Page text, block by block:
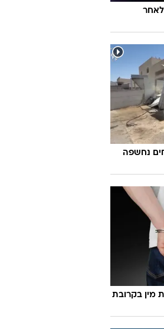
לאחר
נחשפה
מין בקרובת